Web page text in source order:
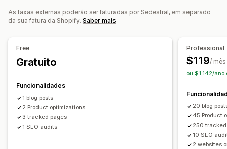
Otimização de palavras-chave Meta tags
Opções de apresentação
Esquemas
As taxas externas poderão ser faturadas por Sedestral, em separado
da sua fatura da Shopify. Saber mais
Free
Gratuito
Funcionalidades
1 blog posts
2 Product optimizations
3 tracked pages
1 SEO audits
Professional
$119/ mês
ou $1,142/ano
20 blog
45 Product
250
10 SEO
2 websites